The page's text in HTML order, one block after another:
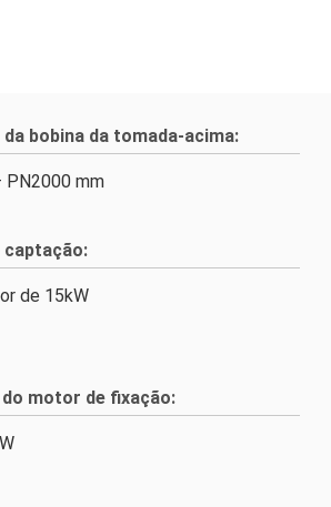
da bobina da tomada-acima:
PN2000 mm
de 15kW
motor de fixação: